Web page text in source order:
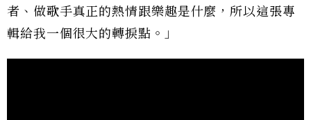
者、做歌手真正的熱情跟樂趣是什麼，所以這張專
輯給我一個很大的轉捩點。」